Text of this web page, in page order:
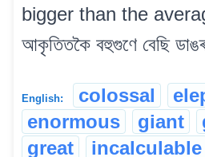
bigger than the
আকৃতিতকৈ বহুগুণে বেছি
English: colossal
enormous
giant
great
incalculable